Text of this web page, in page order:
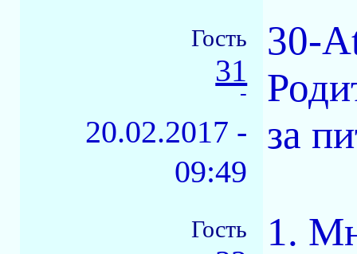
Гость
31
-
20.02.2017 -
09:49
30-
за
Гость 1.